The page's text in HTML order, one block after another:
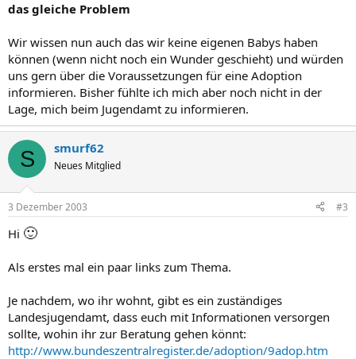
das gleiche Problem
Wir wissen nun auch das wir keine eigenen Babys haben
können (wenn nicht noch ein Wunder geschieht) und würden
uns gern über die Voraussetzungen für eine Adoption
informieren. Bisher fühlte ich mich aber noch nicht in der
Lage, mich beim Jugendamt zu informieren.
S smurf62
Neues Mitglied
3 Dezember 2003 #3
Hi 🙂
Als erstes mal ein paar links zum Thema.
Je nachdem, wo ihr wohnt, gibt es ein zuständiges
Landesjugendamt, dass euch mit Informationen versorgen
sollte, wohin ihr zur Beratung gehen könnt:
http://www.bundeszentralregister.de/adoption/9adop.htm